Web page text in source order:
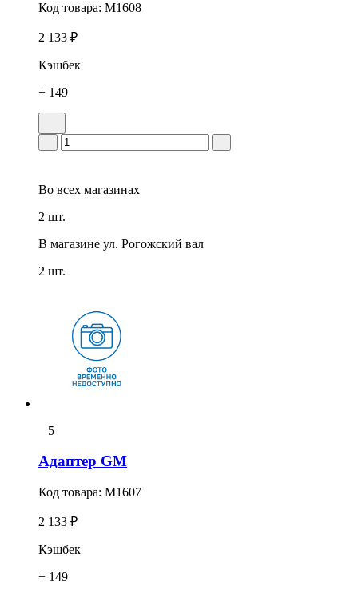
Код товара: M1608
2 133 ₽
Кэшбек
+ 149
Во всех магазинах
2 шт.
В магазине ул. Рогожский вал
2 шт.
5
Адаптер GM
Код товара: M1607
2 133 ₽
Кэшбек
+ 149